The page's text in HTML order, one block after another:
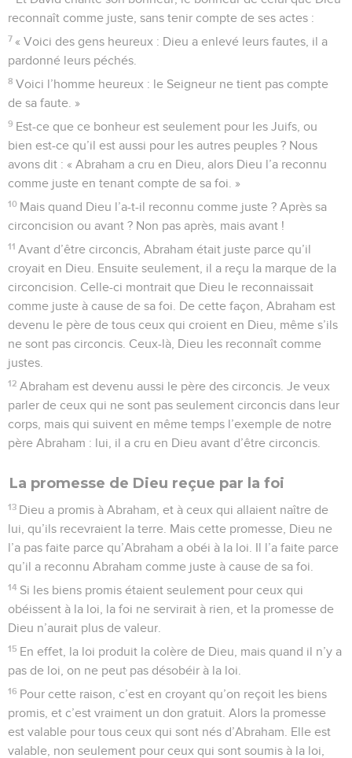
reconnaît comme juste, sans tenir compte de ses actes :
7 « Voici des gens heureux : Dieu a enlevé leurs fautes, il a
pardonné leurs péchés.
8 Voici l’homme heureux : le Seigneur ne tient pas compte
de sa faute. »
9 Est-ce que ce bonheur est seulement pour les Juifs, ou
bien est-ce qu’il est aussi pour les autres peuples ? Nous
avons dit : « Abraham a cru en Dieu, alors Dieu l’a reconnu
comme juste en tenant compte de sa foi. »
10 Mais quand Dieu l’a-t-il reconnu comme juste ? Après sa
circoncision ou avant ? Non pas après, mais avant !
11 Avant d’être circoncis, Abraham était juste parce qu’il
croyait en Dieu. Ensuite seulement, il a reçu la marque de la
circoncision. Celle-ci montrait que Dieu le reconnaissait
comme juste à cause de sa foi. De cette façon, Abraham est
devenu le père de tous ceux qui croient en Dieu, même s’ils
ne sont pas circoncis. Ceux-là, Dieu les reconnaît comme
justes.
12 Abraham est devenu aussi le père des circoncis. Je veux
parler de ceux qui ne sont pas seulement circoncis dans leur
corps, mais qui suivent en même temps l’exemple de notre
père Abraham : lui, il a cru en Dieu avant d’être circoncis.
La promesse de Dieu reçue par la foi
13 Dieu a promis à Abraham, et à ceux qui allaient naître de
lui, qu’ils recevraient la terre. Mais cette promesse, Dieu ne
l’a pas faite parce qu’Abraham a obéi à la loi. Il l’a faite parce
qu’il a reconnu Abraham comme juste à cause de sa foi.
14 Si les biens promis étaient seulement pour ceux qui
obéissent à la loi, la foi ne servirait à rien, et la promesse de
Dieu n’aurait plus de valeur.
15 En effet, la loi produit la colère de Dieu, mais quand il n’y a
pas de loi, on ne peut pas désobéir à la loi.
16 Pour cette raison, c’est en croyant qu’on reçoit les biens
promis, et c’est vraiment un don gratuit. Alors la promesse
est valable pour tous ceux qui sont nés d’Abraham. Elle est
valable, non seulement pour ceux qui sont soumis à la loi,